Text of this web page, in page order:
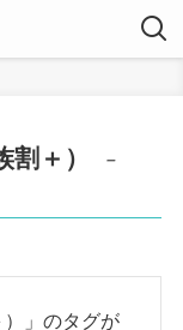
＋）
–
）」のタグが